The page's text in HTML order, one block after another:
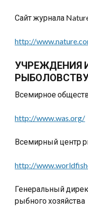
Сайт журнала
http://
УЧРЕЖДЕНИЯ
Всемирное
http://www.was.org/
Всемирный центр
http://
Генеральный
рыбного хозяйства